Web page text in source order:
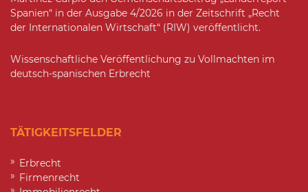
Spanien“ in der Ausgabe 4/2026 in der Zeitschrift „Recht
der Internationalen Wirtschaft“ (RIW) veröffentlicht.
Wissenschaftliche Veröffentlichung zu Vollmachten im
deutsch-spanischen Erbrecht
TÄTIGKEITSFELDER
Erbrecht
Firmenrecht